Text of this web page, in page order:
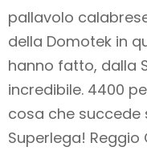
pallavolo
della Domotek in
hanno fatto, dalla
incredibile. 4400
cosa che succede
Superlega!